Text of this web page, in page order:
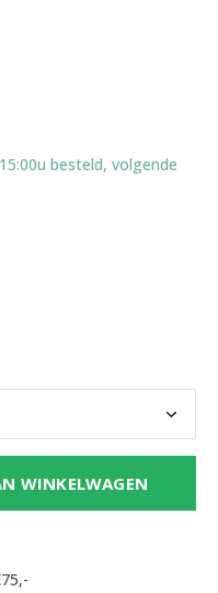
besteld, volgende
WINKELWAGEN